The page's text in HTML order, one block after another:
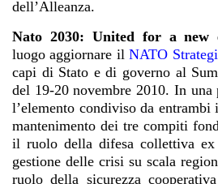
dell’Alleanza.
Nato 2030: United for a new
luogo aggiornare il NATO
capi di Stato e di governo al
del 19-20 novembre 2010. In una
l’elemento condiviso da
mantenimento dei tre compiti
il ruolo della difesa collettiva
gestione delle crisi su scala
ruolo della sicurezza